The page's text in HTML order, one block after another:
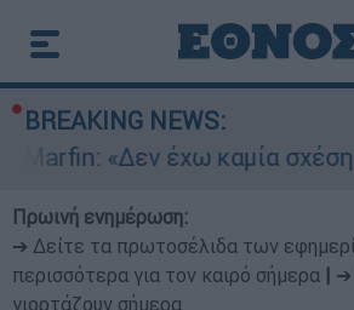
BREAKING NEWS:
«Δεν έχω καμία σχέση με
Πρωινή ενημέρωση:
➔ Δείτε τα πρωτοσέλιδα των
περισσότερα για τον καιρό σήμερα
➔
γιορτάζουν σήμερα